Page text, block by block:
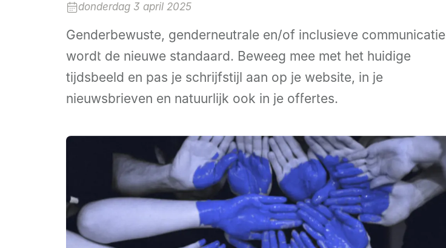
donderdag 3 april 2025
Genderbewuste, genderneutrale en/of inclusieve communicatie
wordt de nieuwe standaard. Beweeg mee met het huidige
tijdsbeeld en pas je schrijfstijl aan op je website, in je
nieuwsbrieven en natuurlijk ook in je offertes.